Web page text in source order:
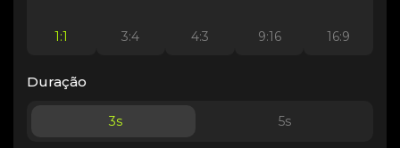
1:1 3:4 4:3 9:16 16:9
Duração
3s 5s